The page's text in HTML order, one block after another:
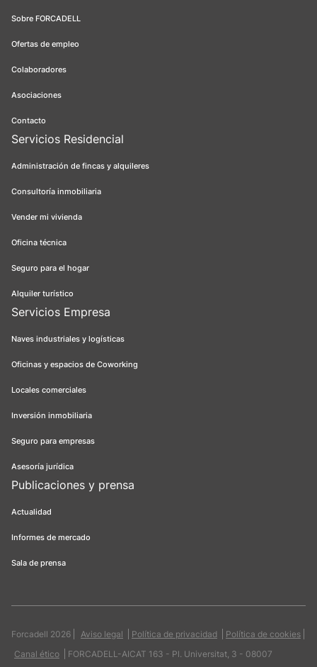
Sobre FORCADELL
Ofertas de empleo
Colaboradores
Asociaciones
Contacto
Servicios Residencial
Administración de fincas y alquileres
Consultoría inmobiliaria
Vender mi vivienda
Oficina técnica
Seguro para el hogar
Alquiler turístico
Servicios Empresa
Naves industriales y logísticas
Oficinas y espacios de Coworking
Locales comerciales
Inversión inmobiliaria
Seguro para empresas
Asesoría jurídica
Publicaciones y prensa
Actualidad
Informes de mercado
Sala de prensa
Forcadell 2026 Aviso legal Política de privacidad
Política de cookies
Canal ético
FORCADELL-AICAT 163 - Pl. Universitat, 3 - 08007